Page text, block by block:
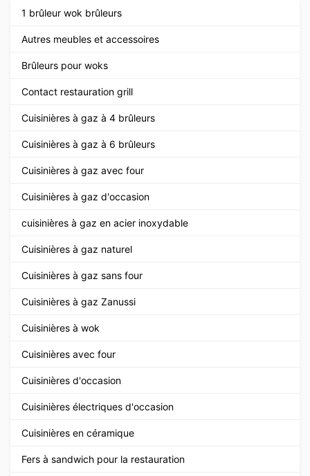
1 brûleur wok brûleurs
Autres meubles et accessoires
Brûleurs pour woks
Contact restauration grill
Cuisinières à gaz à 4 brûleurs
Cuisinières à gaz à 6 brûleurs
Cuisinières à gaz avec four
Cuisinières à gaz d'occasion
cuisinières à gaz en acier inoxydable
Cuisinières à gaz naturel
Cuisinières à gaz sans four
Cuisinières à gaz Zanussi
Cuisinières à wok
Cuisinières avec four
Cuisinières d'occasion
Cuisinières électriques d'occasion
Cuisinières en céramique
Fers à sandwich pour la restauration